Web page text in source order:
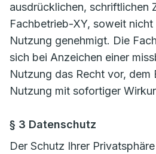
ausdrücklichen, schriftlichen
Fachbetrieb-XY, soweit nicht
Nutzung genehmigt. Die
sich bei Anzeichen einer
Nutzung das Recht vor, dem
Nutzung mit sofortiger
§ 3 Datenschutz
Der Schutz Ihrer